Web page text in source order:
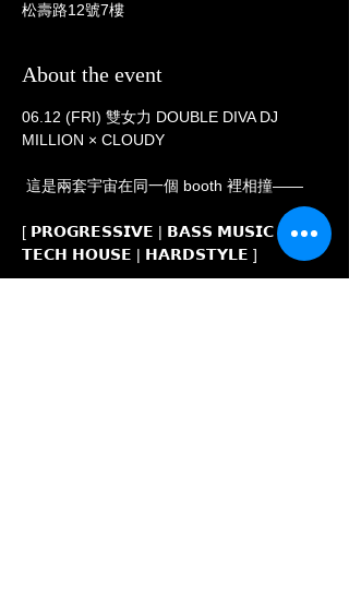
松壽路12號7樓
About the event
06.12 (FRI) 雙女力 DOUBLE DIVA DJ
MILLION × CLOUDY
這是兩套宇宙在同一個 booth 裡相撞——
[ 𝗣𝗥𝗢𝗚𝗥𝗘𝗦𝗦𝗜𝗩𝗘 | 𝗕𝗔𝗦𝗦 𝗠𝗨𝗦𝗜𝗖 |
𝗧𝗘𝗖𝗛 𝗛𝗢𝗨𝗦𝗘 | 𝗛𝗔𝗥𝗗𝗦𝗧𝗬𝗟𝗘 ]